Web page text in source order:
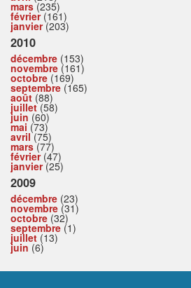
mars(235)
février(161)
janvier(203)
2010
décembre (153)
novembre (161)
octobre (169)
septembre (165)
août (88)
juillet(58)
juin (60)
mai (73)
avril(75)
mars(77)
février(47)
janvier(25)
2009
décembre (23)
novembre (31)
octobre (32)
septembre (1)
juillet (13)
juin (6)